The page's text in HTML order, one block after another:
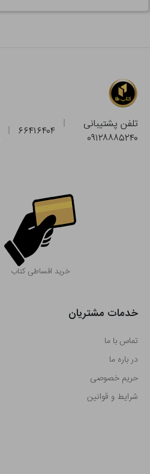
تلفن پشتیبانی
۰۹۱۲۸۸۸۵۲۴۰
۶۶۴۱۶۴۰۴
خرید اقساطی کتاب
خدمات مشتریان
تماس با ما
در باره ما
حریم خصوصی
شرایط و قوانین